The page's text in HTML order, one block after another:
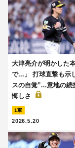
大津亮介が明かした
で...」 打球直撃も示
スの自覚”...意地の続
悔しさ
1軍
2026.5.20